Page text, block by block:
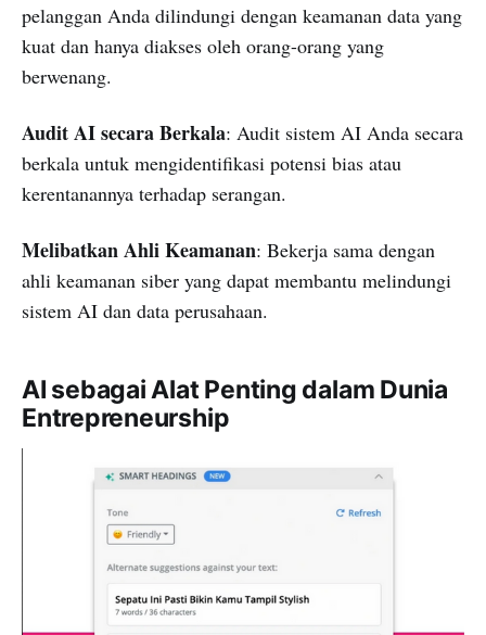
pelanggan Anda dilindungi dengan keamanan data yang
kuat dan hanya diakses oleh orang-orang yang
berwenang.
Audit AI secara Berkala: Audit sistem AI Anda secara
berkala untuk mengidentifikasi potensi bias atau
kerentanannya terhadap serangan.
Melibatkan Ahli Keamanan: Bekerja sama dengan
ahli keamanan siber yang dapat membantu melindungi
sistem AI dan data perusahaan.
AI sebagai Alat Penting dalam Dunia
Entrepreneurship